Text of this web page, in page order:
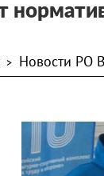
> Новости РО